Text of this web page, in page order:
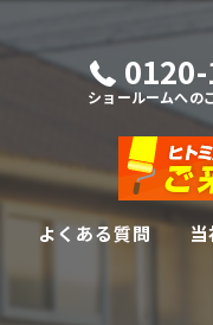
ショールームへの
よくある質問 当